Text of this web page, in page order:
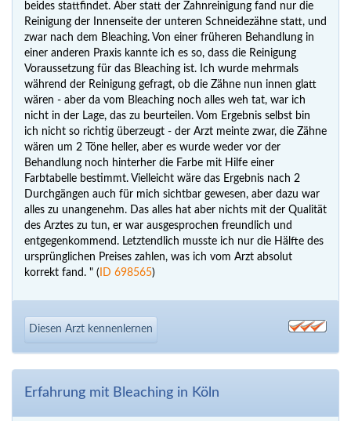
beides stattfindet. Aber statt der Zahnreinigung fand nur die
Reinigung der Innenseite der unteren Schneidezähne statt, und
zwar nach dem Bleaching. Von einer früheren Behandlung in
einer anderen Praxis kannte ich es so, dass die Reinigung
Voraussetzung für das Bleaching ist. Ich wurde mehrmals
während der Reinigung gefragt, ob die Zähne nun innen glatt
wären - aber da vom Bleaching noch alles weh tat, war ich
nicht in der Lage, das zu beurteilen. Vom Ergebnis selbst bin
ich nicht so richtig überzeugt - der Arzt meinte zwar, die Zähne
wären um 2 Töne heller, aber es wurde weder vor der
Behandlung noch hinterher die Farbe mit Hilfe einer
Farbtabelle bestimmt. Vielleicht wäre das Ergebnis nach 2
Durchgängen auch für mich sichtbar gewesen, aber dazu war
alles zu unangenehm. Das alles hat aber nichts mit der Qualität
des Arztes zu tun, er war ausgesprochen freundlich und
entgegenkommend. Letztendlich musste ich nur die Hälfte des
ursprünglichen Preises zahlen, was ich vom Arzt absolut
korrekt fand. " ( ID 698565)
Diesen Arzt kennenlernen
Erfahrung mit Bleaching in Köln